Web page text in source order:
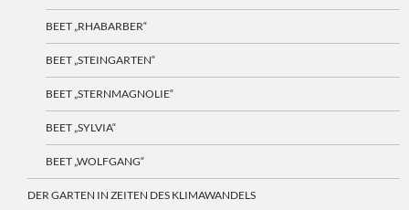
BEET „RHABARBER“
BEET „STEINGARTEN“
BEET „STERNMAGNOLIE“
BEET „SYLVIA“
BEET „WOLFGANG“
DER GARTEN IN ZEITEN DES KLIMAWANDELS